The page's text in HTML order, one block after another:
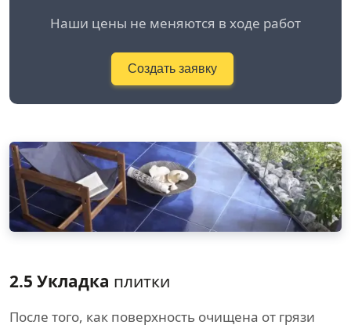
Наши цены не меняются в ходе работ
Создать заявку
2.5 Укладка плитки
После того, как поверхность очищена от грязи